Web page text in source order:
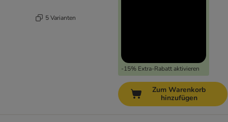
5 Varianten
-15% Extra-Rabatt aktivieren
Zum Warenkorb
hinzufügen